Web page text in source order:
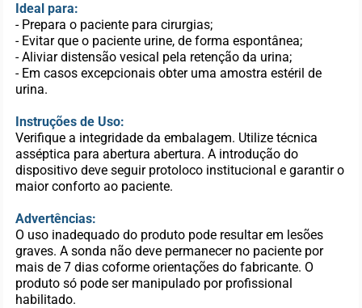
Ideal para:
- Prepara o paciente para cirurgias;
- Evitar que o paciente urine, de forma espontânea;
- Aliviar distensão vesical pela retenção da urina;
- Em casos excepcionais obter uma amostra estéril de
urina.
Instruções de Uso:
Verifique a integridade da embalagem. Utilize técnica
asséptica para abertura abertura. A introdução do
dispositivo deve seguir protoloco institucional e garantir o
maior conforto ao paciente.
Advertências:
O uso inadequado do produto pode resultar em lesões
graves. A sonda não deve permanecer no paciente por
mais de 7 dias coforme orientações do fabricante. O
produto só pode ser manipulado por profissional
habilitado.